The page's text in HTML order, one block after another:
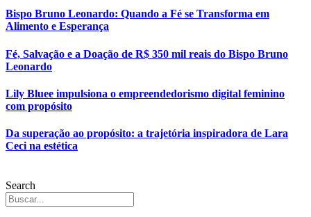
Bispo Bruno Leonardo: Quando a Fé se Transforma em
Alimento e Esperança
Fé, Salvação e a Doação de R$ 350 mil reais do Bispo Bruno
Leonardo
Lily Bluee impulsiona o empreendedorismo digital feminino
com propósito
Da superação ao propósito: a trajetória inspiradora de Lara
Ceci na estética
Search